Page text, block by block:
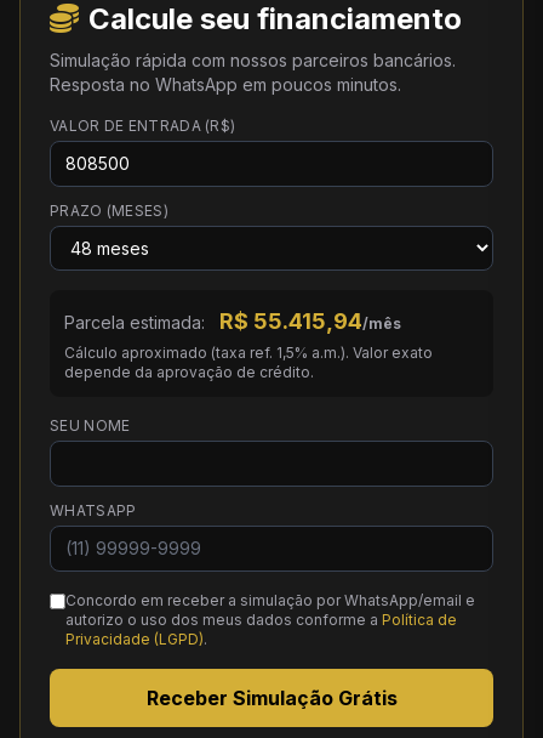
Calcule seu financiamento
Simulação rápida com nossos parceiros bancários.
Resposta no WhatsApp em poucos minutos.
VALOR DE ENTRADA (R$)
PRAZO (MESES)
Parcela estimada: R$ 55.415,94/mês
Cálculo aproximado (taxa ref. 1,5% a.m.). Valor exato
depende da aprovação de crédito.
SEU NOME
WHATSAPP
Concordo em receber a simulação por WhatsApp/email e
autorizo o uso dos meus dados conforme a Política de
Privacidade (LGPD).
Receber Simulação Grátis